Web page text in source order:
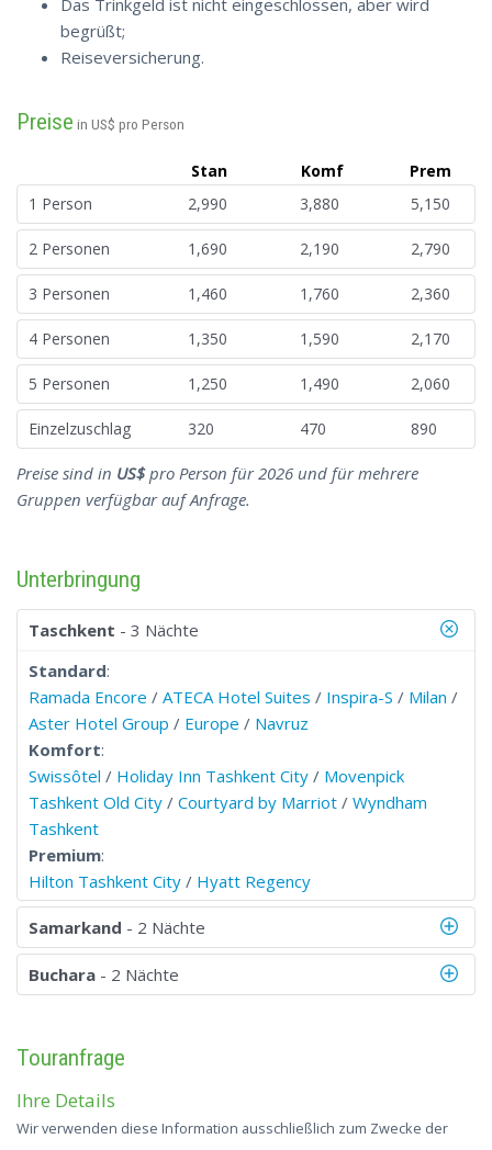
Das Trinkgeld ist nicht eingeschlossen, aber wird
begrüßt;
Reiseversicherung.
Preise in US$ pro Person
Stan Komf
Prem
1 Person
2,990 3,880 5,150
2 Personen 1,690 2,190 2,790
3 Personen 1,460 1,760 2,360
4 Personen 1,350 1,590 2,170
5 Personen 1,250 1,490 2,060
Einzelzuschlag 320 470 890
Preise sind in US$pro Person für 2026 und für mehrere
Gruppen verfügbar auf Anfrage.
Unterbringung
Taschkent - 3 Nächte
Standard:
Ramada Encore / ATECA Hotel Suites / Inspira-S / Milan /
Aster Hotel Group / Europe / Navruz
Komfort:
Swissôtel / Holiday Inn Tashkent City / Movenpick
Tashkent Old City / Courtyard by Marriot / Wyndham
Tashkent
Premium:
Hilton Tashkent City / Hyatt Regency
Samarkand - 2 Nächte
Buchara - 2 Nächte
Touranfrage
Ihre Details
Wir verwenden diese Information ausschließlich zum Zwecke der